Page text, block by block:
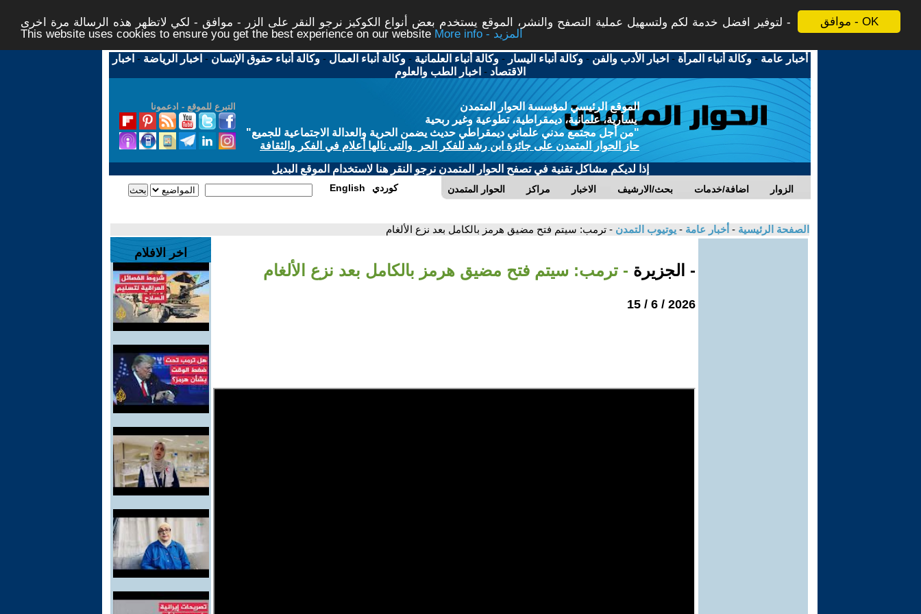
موافق - OK
لتوفير افضل خدمة لكم ولتسهيل عملية التصفح والنشر، الموقع يستخدم بعض أنواع الكوكيز نرجو النقر على الزر - موافق - لكي لاتظهر هذه الرسالة مرة اخرى -
This website uses cookies to ensure you get the best experience on our website
More info - المزيد
أخبار عامة -وكالة أنباء المرأة - اخبار الأدب والفن -وكالة أنباء اليسار -وكالة أنباء العلمانية -وكالة أنباء العمال -وكالة أنباء حقوق الإنسان - اخبار الرياضة - اخبار
الاقتصاد - اخبار الطب والعلوم
التبرع للموقع - ادعمونا
الموقع الرئيسي لمؤسسة الحوار المتمدن
يسارية، علمانية، ديمقراطية، تطوعية وغير ربحية
"من أجل مجتمع مدني علماني ديمقراطي حديث يضمن الحرية والعدالة الاجتماعية للجميع"
حاز الحوار المتمدن على جائزة ابن رشد للفكر الحر والتى نالها أعلام في الفكر والثقافة
إذا لديكم مشاكل تقنية في تصفح الحوار المتمدن نرجو النقر هنا لاستخدام الموقع البديل
الحوار المتمدن مراكز الاخبار بحث/الارشيف اضافة/خدمات الزوار English كوردي
الصفحة الرئيسية - أخبار عامة - يوتيوب التمدن - ترمب: سيتم فتح مضيق هرمز بالكامل بعد نزع الألغام
- الجزيرة - ترمب: سيتم فتح مضيق هرمز بالكامل بعد نزع الألغام
2026 / 6 / 15
اخر الافلام